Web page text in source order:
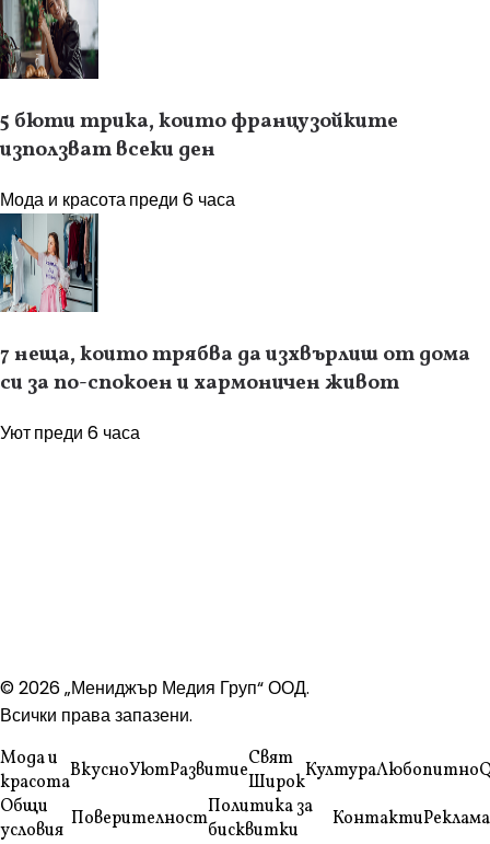
5 бюти трика, които французойките
използват всеки ден
Мода и красотапреди 6 часа
7 неща, които трябва да изхвърлиш от дома
си за по-спокоен и хармоничен живот
Уютпреди 6 часа
© 2026 „Мениджър Медия Груп“ ООД.
Всички права запазени.
Мода и
красотаВкусноУютРазвитиеСвят
ШирокКултураЛюбопитно
Общи
условия ПоверителностПолитика за
бисквитки
КонтактиРеклама